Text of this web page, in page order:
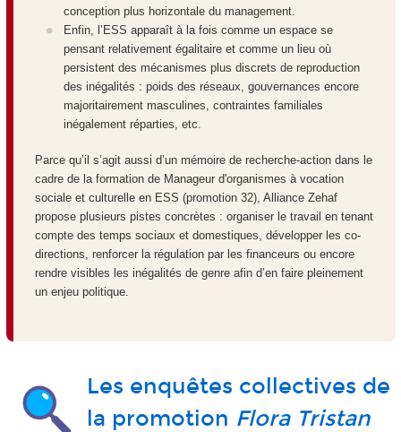
conception plus horizontale du management.
Enfin, l’ESS apparaît à la fois comme un espace se
pensant relativement égalitaire et comme un lieu où
persistent des mécanismes plus discrets de reproduction
des inégalités : poids des réseaux, gouvernances encore
majoritairement masculines, contraintes familiales
inégalement réparties, etc.
Parce qu’il s’agit aussi d’un mémoire de recherche-action dans le
cadre de la formation de Manageur d'organismes à vocation
sociale et culturelle en ESS (promotion 32), Alliance Zehaf
propose plusieurs pistes concrètes : organiser le travail en tenant
compte des temps sociaux et domestiques, développer les co-
directions, renforcer la régulation par les financeurs ou encore
rendre visibles les inégalités de genre afin d’en faire pleinement
un enjeu politique.
Les enquêtes collectives de
la promotion Flora Tristan